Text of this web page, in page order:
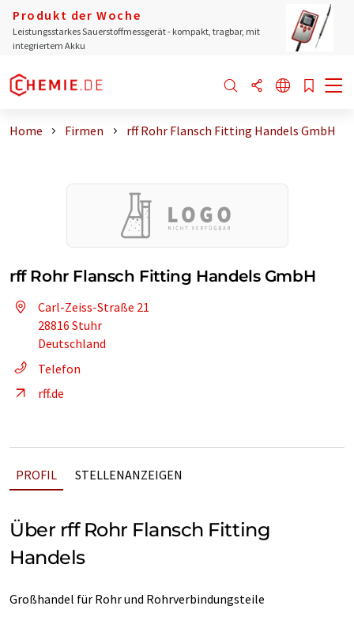
Produkt der Woche
Leistungsstarkes Sauerstoffmessgerät - kompakt, tragbar, mit
integriertem Akku
Home Firmen rff Rohr Flansch Fitting Handels GmbH
rff Rohr Flansch Fitting Handels GmbH
Carl-Zeiss-Straße 21
28816 Stuhr
Deutschland
Telefon
rff.de
PROFIL STELLENANZEIGEN
Über rff Rohr Flansch Fitting
Handels
Großhandel für Rohr und Rohrverbindungsteile